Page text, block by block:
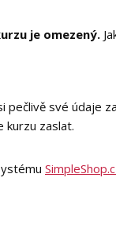
je omezený.
pečlivě své údaje
kurzu zaslat.